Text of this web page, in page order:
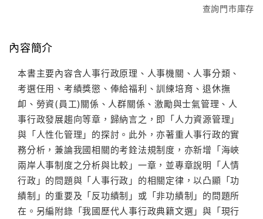
查詢門市庫存
內容簡介
本書主要內容含人事行政原理、人事機關、人事分類、
考選任用、考績獎懲、俸給福利、訓練培育、退休撫
卹、勞資(員工)關係、人群關係、激勵與士氣管理、人
事行政發展趨向等章，歸納言之，即「人力資源管理」
與「人性化管理」的探討。此外，亦著重人事行政的實
務分析，兼論我國相關的考銓法規制度，亦新增「海峽
兩岸人事制度之分析與比較」一章，並專章說明「人情
行政」的問題與「人事行政」的相關定律，以凸顯「功
績制」的重要及「反功績制」或「非功績制」的問題所
在。另編附錄「我國歷代人事行政典籍文選」與「現行